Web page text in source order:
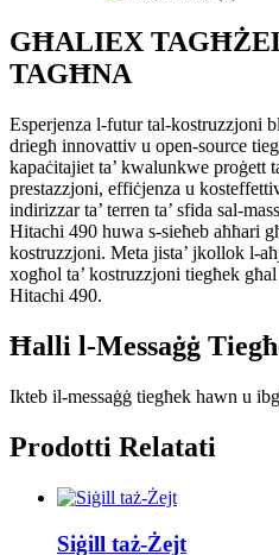
GĦALIEX
TAGĦNA
Esperjenza l-futur tal-kostruzzjoni
driegħ innovattiv u open-source
kapaċitajiet ta’ kwalunkwe proġett
prestazzjoni, effiċjenza u
indirizzar ta’ terren ta’ sfida sal-
Hitachi 490 huwa s-sieħeb aħħari
kostruzzjoni. Meta jista’ jkollok l-
xogħol ta’ kostruzzjoni tiegħek
Hitachi 490.
Ħalli l-Messaġġ
Ikteb il-messaġġ tiegħek hawn u
Prodotti Relatati
Siġill taż-Żejt